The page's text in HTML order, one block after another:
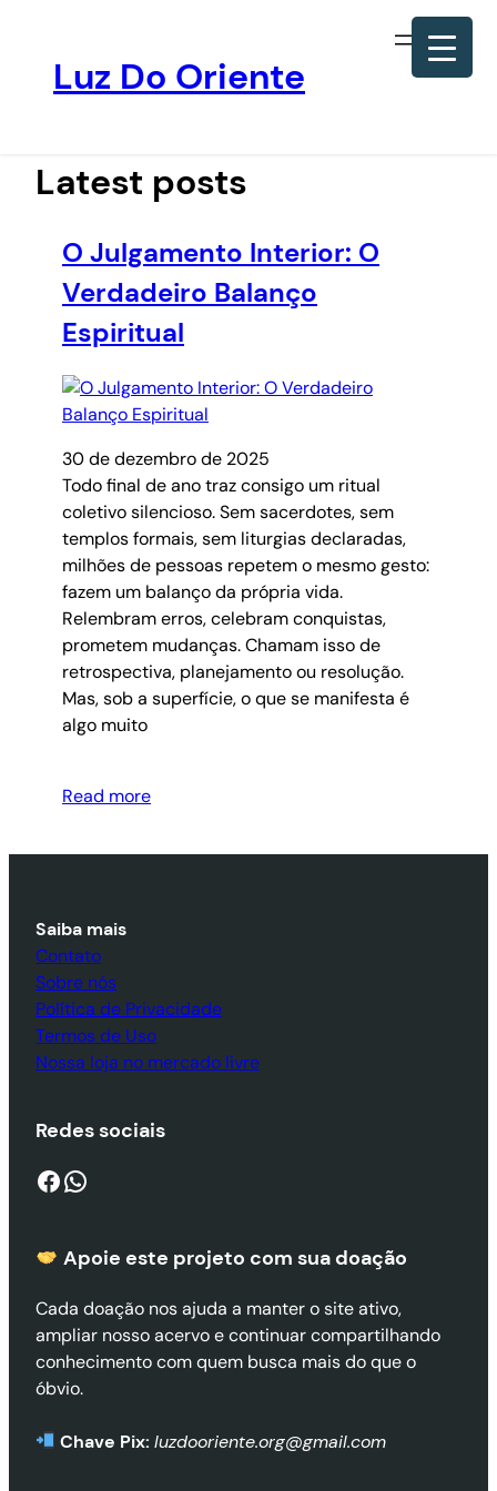
conteúdo
Luz Do Oriente
Latest posts
O Julgamento Interior: O
Verdadeiro Balanço
Espiritual
30 de dezembro de 2025
Todo final de ano traz consigo um ritual
coletivo silencioso. Sem sacerdotes, sem
templos formais, sem liturgias declaradas,
milhões de pessoas repetem o mesmo gesto:
fazem um balanço da própria vida.
Relembram erros, celebram conquistas,
prometem mudanças. Chamam isso de
retrospectiva, planejamento ou resolução.
Mas, sob a superfície, o que se manifesta é
algo muito
Read more
Saiba mais
Contato
Sobre nós
Política de Privacidade
Termos de Uso
Nossa loja no mercado livre
Redes sociais
Facebook WhatsApp
Apoie este projeto com sua doação
Cada doação nos ajuda a manter o site ativo,
ampliar nosso acervo e continuar compartilhando
conhecimento com quem busca mais do que o
óbvio.
Chave Pix: luzdooriente.org@gmail.com